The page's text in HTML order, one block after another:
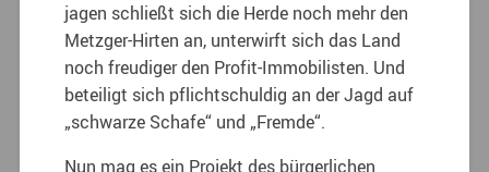
jagen schließt sich die Herde noch mehr den
Metzger-Hirten an, unterwirft sich das Land
noch freudiger den Profit-Immobilisten. Und
beteiligt sich pflichtschuldig an der Jagd auf
„schwarze Schafe“ und „Fremde“.
Nun mag es ein Projekt des bürgerlichen